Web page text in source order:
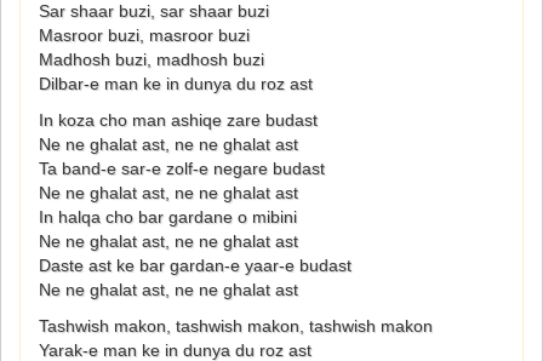
Sar shaar buzi, sar shaar buzi
Masroor buzi, masroor buzi
Madhosh buzi, madhosh buzi
Dilbar-e man ke in dunya du roz ast
In koza cho man ashiqe zare budast
Ne ne ghalat ast, ne ne ghalat ast
Ta band-e sar-e zolf-e negare budast
Ne ne ghalat ast, ne ne ghalat ast
In halqa cho bar gardane o mibini
Ne ne ghalat ast, ne ne ghalat ast
Daste ast ke bar gardan-e yaar-e budast
Ne ne ghalat ast, ne ne ghalat ast
Tashwish makon, tashwish makon, tashwish makon
Yarak-e man ke in dunya du roz ast